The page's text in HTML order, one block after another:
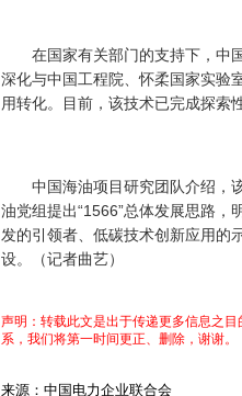
在国家有关部门的支持下，中国
深化与中国工程院、怀柔国家实验
用转化。目前，该技术已完成探索
中国海油项目研究团队介绍，该
油党组提出“1566”总体发展思路
发的引领者、低碳技术创新应用的
设。
（记者曲艺）
声明：转载此文是出于传递更多信息之
系，我们将第一时间更正、删除，谢谢。
来源：中国电力企业联合会